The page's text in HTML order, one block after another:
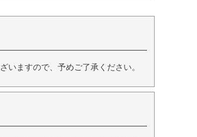
いますので、予めご了承ください。